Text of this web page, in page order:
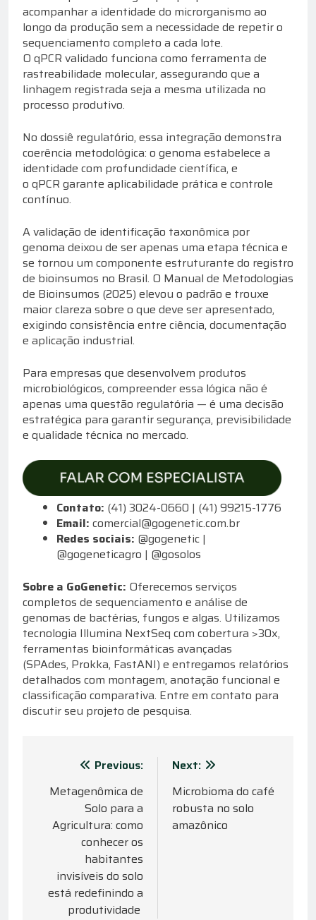
acompanhar a identidade do microrganismo ao
longo da produção sem a necessidade de repetir o
sequenciamento completo a cada lote.
O qPCR validado funciona como ferramenta de
rastreabilidade molecular, assegurando que a
linhagem registrada seja a mesma utilizada no
processo produtivo.
No dossiê regulatório, essa integração demonstra
coerência metodológica: o genoma estabelece a
identidade com profundidade científica, e
o qPCR garante aplicabilidade prática e controle
contínuo.
A validação de identificação taxonômica por
genoma deixou de ser apenas uma etapa técnica e
se tornou um componente estruturante do registro
de bioinsumos no Brasil. O Manual de Metodologias
de Bioinsumos (2025) elevou o padrão e trouxe
maior clareza sobre o que deve ser apresentado,
exigindo consistência entre ciência, documentação
e aplicação industrial.
Para empresas que desenvolvem produtos
microbiológicos, compreender essa lógica não é
apenas uma questão regulatória — é uma decisão
estratégica para garantir segurança, previsibilidade
e qualidade técnica no mercado.
Contato: (41) 3024-0660 | (41) 99215-1776
Email: comercial@gogenetic.com.br
Redes sociais: @gogenetic |
@gogeneticagro | @gosolos
Sobre a GoGenetic: Oferecemos serviços
completos de sequenciamento e análise de
genomas de bactérias, fungos e algas. Utilizamos
tecnologia Illumina NextSeq com cobertura >30x,
ferramentas bioinformáticas avançadas
(SPAdes, Prokka, FastANI) e entregamos relatórios
detalhados com montagem, anotação funcional e
classificação comparativa. Entre em contato para
discutir seu projeto de pesquisa.
Navegação
de
Post
Previous:
Metagenômica de
Solo para a
Agricultura: como
conhecer os
habitantes
invisíveis do solo
está redefinindo a
produtividade
Next:
Microbioma do café
robusta no solo
amazônico